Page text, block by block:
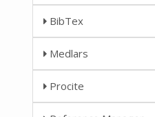
BibTex
Medlars
Procite